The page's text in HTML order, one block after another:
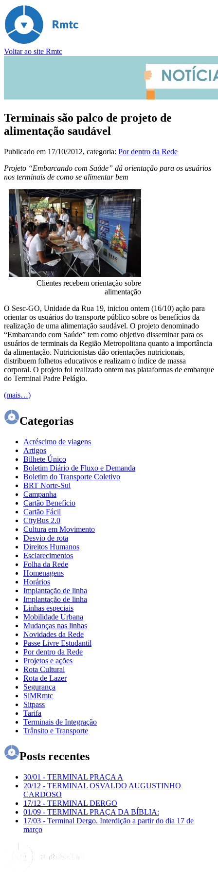
Voltar ao site Rmtc
Terminais são palco de projeto de
alimentação saudável
Publicado em 17/10/2012, categoria: Por dentro da Rede
Projeto “Embarcando com Saúde” dá orientação para os usuários
nos terminais de como se alimentar bem
Clientes recebem orientação sobre
alimentação
O Sesc-GO, Unidade da Rua 19, iniciou ontem (16/10) ação para
orientar os usuários do transporte público sobre os benefícios da
realização de uma alimentação saudável. O projeto denominado
“Embarcando com Saúde” tem como objetivo disseminar para os
usuários de terminais da Região Metropolitana quanto a importância
da alimentação. Nutricionistas dão orientações nutricionais,
distribuem folhetos educativos e realizam o índice de massa
corporal. O projeto foi realizado ontem nas plataformas de embarque
do Terminal Padre Pelágio.
(mais…)
Categorias
Acréscimo de viagens
Artigos
Bilhete Único
Boletim Diário de Fluxo e Demanda
Boletim do Transporte Coletivo
BRT Norte-Sul
Campanha
Cartão Benefício
Cartão Fácil
CityBus 2.0
Cultura em Movimento
Desvio de rota
Direitos Humanos
Esclarecimentos
Folha da Rede
Homenagens
Horários
Implantação de linha
Implantação de linha
Linhas especiais
Mobilidade Urbana
Mudanças nas linhas
Novidades da Rede
Passe Livre Estudantil
Por dentro da Rede
Projetos e ações
Rota Cultural
Rota de Lazer
Segurança
SiMRmtc
Sitpass
Tarifa
Terminais de Integração
Trânsito e Transporte
Posts recentes
30/01 - TERMINAL PRAÇA A
20/12 - TERMINAL OSVALDO AUGUSTINHO
CARDOSO
17/12 - TERMINAL DERGO
01/09 - TERMINAL PRAÇA DA BÍBLIA:
17/03 - Terminal Dergo. Interdição a partir do dia 17 de
março